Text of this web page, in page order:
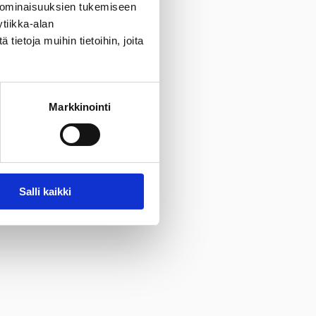
tukemiseen
alan
tietoja muihin tietoihin, joita
Markkinointi
Salli kaikki